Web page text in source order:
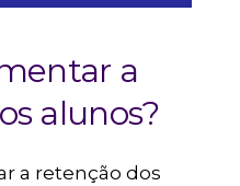
a
alunos?
a retenção dos